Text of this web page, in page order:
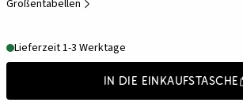
Größentabellen
Lieferzeit 1-3 Werktage
In die Einkaufstasche